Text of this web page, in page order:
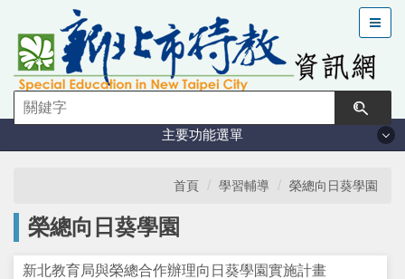
到
主
要
容
主要功能選單
特教現況
首頁 學習輔導 榮總向日葵學園
榮總向日葵學園
新北教育局與榮總合作辦理向日葵學園實施計畫